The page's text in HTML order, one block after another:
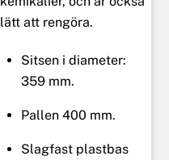
lätt att rengöra.
Sitsen i diameter:
359 mm.
Pallen 400 mm.
Slagfast plastbas